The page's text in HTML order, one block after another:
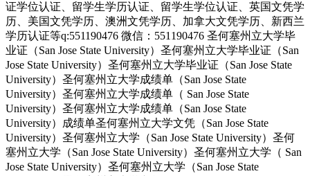
证学位认证、留学生学历认证、留学生学位认证、英国文凭学
历、美国文凭学历、澳洲文凭学历、加拿大文凭学历、新西兰
学历认证等q:551190476 微信：551190476 圣何塞州立大学毕
业证（San Jose State University）圣何塞州立大学毕业证（San
Jose State University）圣何塞州立大学毕业证（San Jose State
University）圣何塞州立大学成绩单（San Jose State
University）圣何塞州立大学成绩单（ San Jose State
University）圣何塞州立大学成绩单（San Jose State
University）成绩单圣何塞州立大学文凭（San Jose State
University）圣何塞州立大学（San Jose State University）圣何
塞州立大学（San Jose State University）圣何塞州立大学（ San
Jose State University）圣何塞州立大学（San Jose State